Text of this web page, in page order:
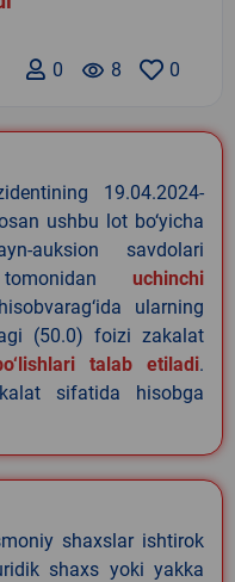
0
remove_red_eye 8
0
19.04.2024-
ushbu lot bo‘yicha
auksion savdolari
uchinchi
ularning
(50.0) foizi zakalat
talab etiladi.
sifatida hisobga
shaxslar ishtirok
shaxs yoki yakka